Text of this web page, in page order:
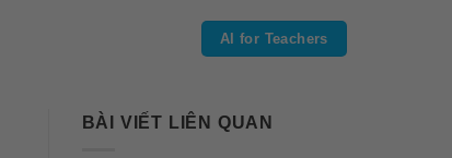
AI for Teachers
BÀI VIẾT LIÊN QUAN